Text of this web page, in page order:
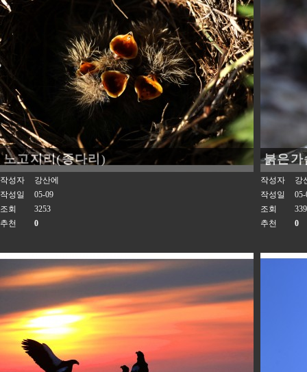
노고지리(종다리)
작성자
강산에
작성일
05-09
조회
3253
추천
0
붉은가
작성자
강
작성일
05-
조회
추천
0